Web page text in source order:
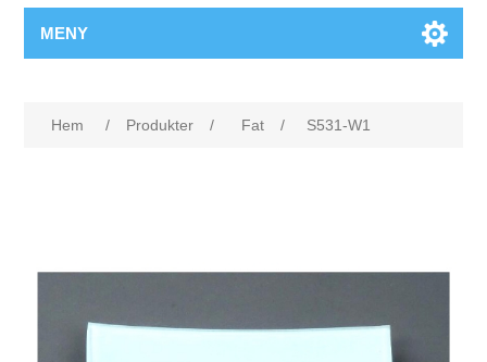
MENY
Hem / Produkter / Fat / S531-W1